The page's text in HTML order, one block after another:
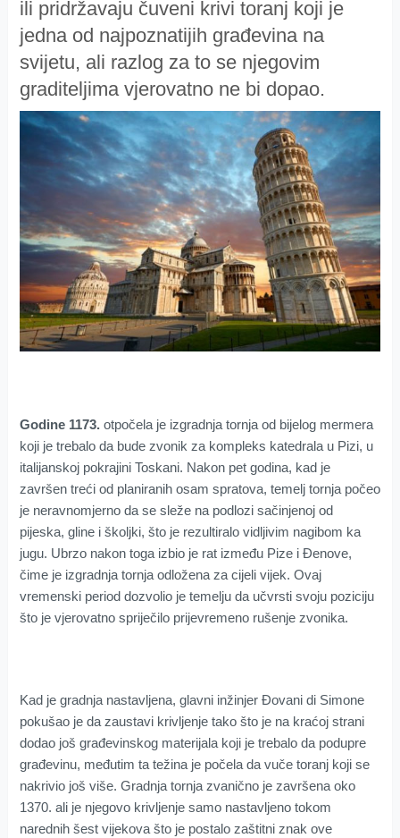
ili pridržavaju čuveni krivi toranj koji je
jedna od najpoznatijih građevina na
svijetu, ali razlog za to se njegovim
graditeljima vjerovatno ne bi dopao.
Godine 1173.otpočela je izgradnja tornja od bijelog mermera
koji je trebalo da bude zvonik za kompleks katedrala u Pizi, u
italijanskoj pokrajini Toskani. Nakon pet godina, kad je
završen treći od planiranih osam spratova, temelj tornja počeo
je neravnomjerno da se sleže na podlozi sačinjenoj od
pijeska, gline i školjki, što je rezultiralo vidljivim nagibom ka
jugu. Ubrzo nakon toga izbio je rat između Pize i Đenove,
čime je izgradnja tornja odložena za cijeli vijek. Ovaj
vremenski period dozvolio je temelju da učvrsti svoju poziciju
što je vjerovatno spriječilo prijevremeno rušenje zvonika.
Kad je gradnja nastavljena, glavni inžinjer Đovani di Simone
pokušao je da zaustavi krivljenje tako što je na kraćoj strani
dodao još građevinskog materijala koji je trebalo da podupre
građevinu, međutim ta težina je počela da vuče toranj koji se
nakrivio još više. Gradnja tornja zvanično je završena oko
1370. ali je njegovo krivljenje samo nastavljeno tokom
narednih šest vijekova što je postalo zaštitni znak ove